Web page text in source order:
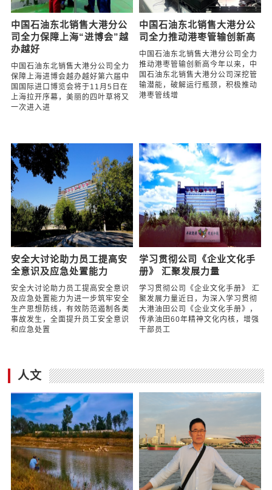
探开发研究院化验与试验研究所工
会于日前多方式多举措开展学习工
会十八大知
国国际进口博览会将于11月5日在
上海拉开序幕，美丽的四叶草将又
一次进入进
中国石油东北销售大港分公
司全力保障上海“进博会”越
办越好
中国石油东北销售大港分公司全力
保障上海进博会越办越好第六届中
国国际进口博览会将于11月5日在
上海拉开序幕，美丽的四叶草将又
一次进入进
中国石油东北销售大港分公
司全力推动港枣管输创新高
中国石油东北销售大港分公司全力
推动港枣管输创新高今年以来，中
国石油东北销售大港分公司深挖管
输潜能，破解运行瓶颈，积极推动
安全大讨论助力员工提高安
全意识及应急处置能力
安全大讨论助力员工提高安全意识
及应急处置能力为进一步筑牢安全
生产思想防线，有效防范遏制各类
事故发生，全面提升员工安全意识
和应急处置
册》 汇聚发展力量
学习贯彻公司《企业文化手册》 汇
聚发展力量近日，为深入学习贯彻
大港油田公司《企业文化手册》，
传承油田60年精神文化内核，增强
干部员工